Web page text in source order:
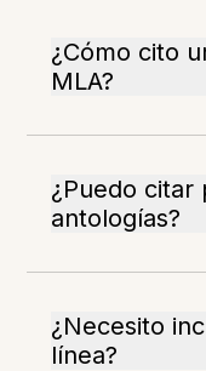
¿Cómo cito
MLA?
¿Puedo citar
antologías?
¿Necesito
línea?